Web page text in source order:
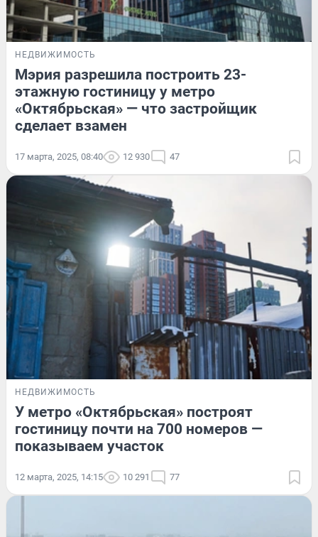
НЕДВИЖИМОСТЬ
Мэрия разрешила построить 23-
этажную гостиницу у метро
«Октябрьская» — что застройщик
сделает взамен
17 марта, 2025, 08:40 12 930 47
НЕДВИЖИМОСТЬ
У метро «Октябрьская» построят
гостиницу почти на 700 номеров —
показываем участок
12 марта, 2025, 14:15 10 291 77